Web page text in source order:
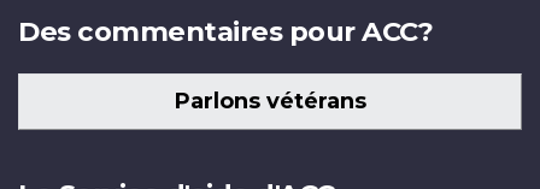
Des commentaires pour ACC?
Parlons vétérans